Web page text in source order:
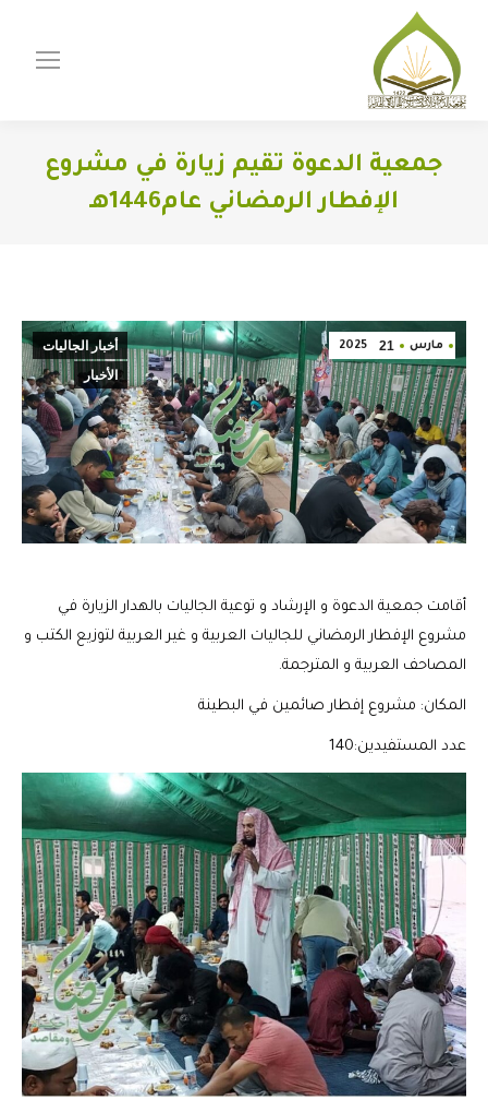
جمعية الدعوة تقيم زيارة في مشروع
الإفطار الرمضاني عام1446هـ
مارس 21
2025
أخبار الجاليات
الأخبار
أقامت جمعية الدعوة و الإرشاد و توعية الجاليات بالهدار الزيارة في
مشروع الإفطار الرمضاني للجاليات العربية و غير العربية لتوزيع الكتب و
المصاحف العربية و المترجمة.
المكان: مشروع إفطار صائمين في البطينة
عدد المستفيدين:140